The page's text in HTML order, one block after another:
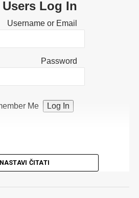
Log In
Username or Email
Password
Me
NASTAVI ČITATI